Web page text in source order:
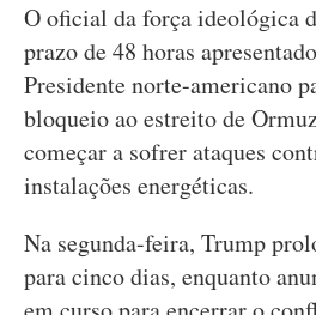
O oficial da força ideológica
prazo de 48 horas
Presidente norte-americano
bloqueio ao estreito de
começar a sofrer ataques
instalações energéticas.
Na segunda-feira, Trump
para cinco dias, enquanto